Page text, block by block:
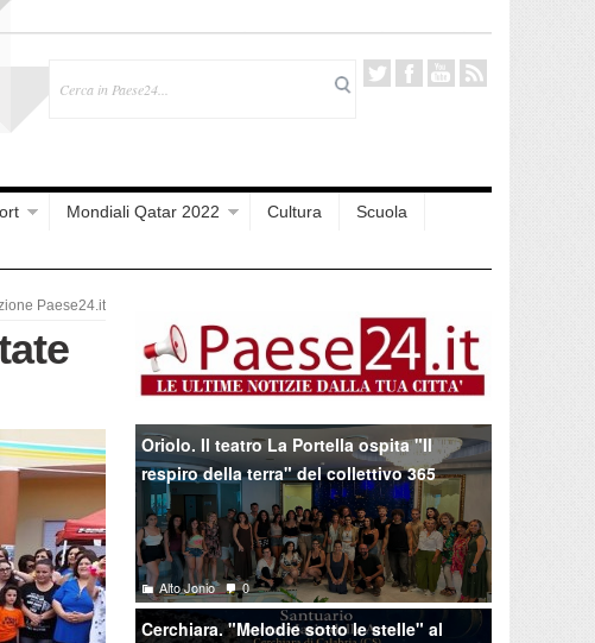
Mondiali Qatar 2022 Cultura
Scuola
Paese24.it
Oriolo. Il teatro La Portella ospita "Il
respiro della terra" del collettivo 365
Alto Jonio 0
Cerchiara. "Melodie sotto le stelle" al